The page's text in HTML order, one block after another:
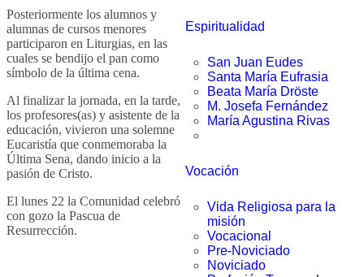
Espiritualidad
San Juan Eudes
Santa María Eufrasia
Beata María Dröste
M. Josefa Fernández
María Agustina Rivas
Vocación
Vida Religiosa para la
misión
Vocacional
Pre-Noviciado
Noviciado
Posteriormente los alumnos y
alumnas de cursos menores
participaron en Liturgias, en las
cuales se bendijo el pan como
símbolo de la última cena.
Al finalizar la jornada, en la tarde,
los profesores(as) y asistente de la
educación, vivieron una solemne
Eucaristía que conmemoraba la
Última Sena, dando inicio a la
pasión de Cristo.
El lunes 22 la Comunidad celebró
con gozo la Pascua de
Resurrección.